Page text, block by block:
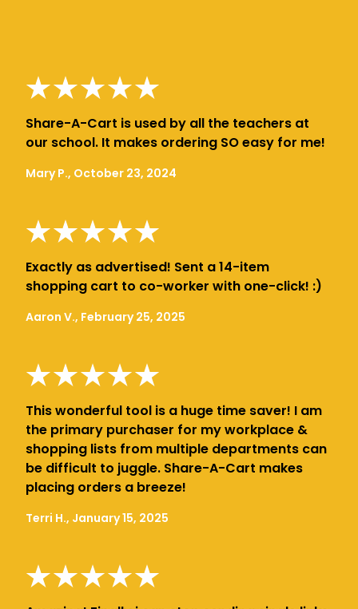
Share-A-Cart is used by all the teachers at
our school. It makes ordering SO easy for me!
Mary P., October 23, 2024
Exactly as advertised! Sent a 14-item
shopping cart to co-worker with one-click! :)
Aaron V., February 25, 2025
This wonderful tool is a huge time saver! I am
the primary purchaser for my workplace &
shopping lists from multiple departments can
be difficult to juggle. Share-A-Cart makes
placing orders a breeze!
Terri H., January 15, 2025